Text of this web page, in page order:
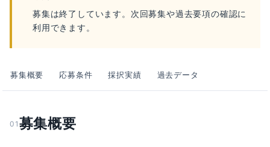
募集は終了しています。次回募集や過去要項の確認に
利用できます。
募集概要 応募条件 採択実績 過去データ
01 募集概要